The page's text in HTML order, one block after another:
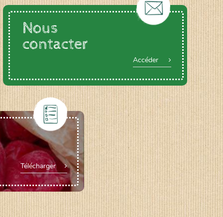
Nous
contacter
Accéder
Télécharger